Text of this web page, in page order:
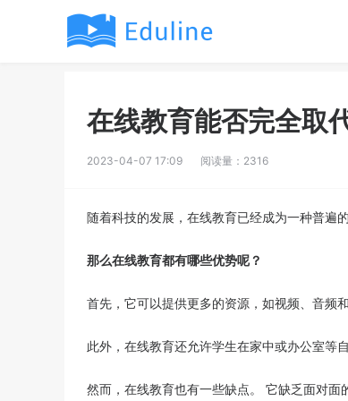
在线教育能否完全取
2023-04-07 17:09 阅读量：2316
随着科技的发展，在线教育已经成为一种普遍
那么在线教育都有哪些优势呢？
首先，它可以提供更多的资源，如视频、音频
此外，在线教育还允许学生在家中或办公室等
然而，在线教育也有一些缺点。 它缺乏面对